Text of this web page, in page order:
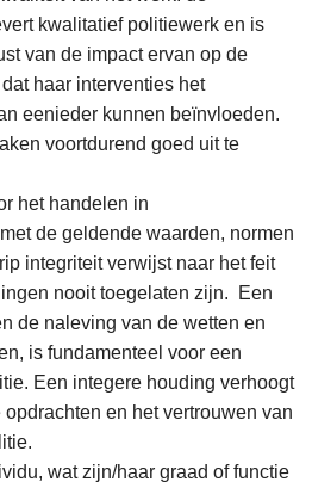
kwalitatief politiewerk en is
van de impact ervan op de
haar interventies het
eenieder kunnen beïnvloeden.
voortdurend goed uit te
het handelen in
de geldende waarden, normen
integriteit verwijst naar het feit
nooit toegelaten zijn. Een
de naleving van de wetten en
is fundamenteel voor een
Een integere houding verhoogt
en het vertrouwen van
wat zijn/haar graad of functie